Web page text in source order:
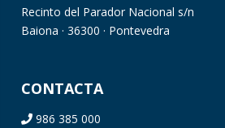
Recinto del Parador Nacional s/n
Baiona · 36300 · Pontevedra
CONTACTA
986 385 000